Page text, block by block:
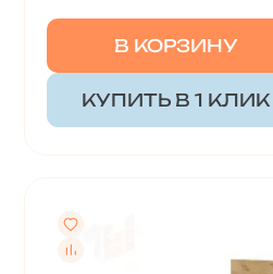
В КОРЗИНУ
КУПИТЬ В 1 КЛИК